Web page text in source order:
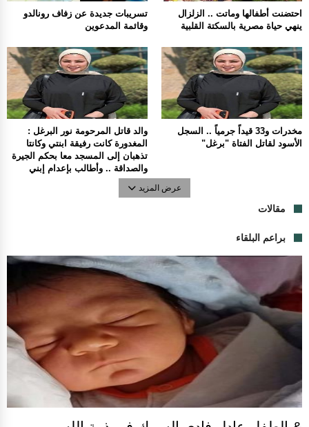
تسريبات جديدة عن زفاف رونالدو
وقائمة المدعوين
احتضنت أطفالها وماتت .. الزلزال
ينهي حياة مصرية بالسكتة القلبية
والد قاتل المرحومة نور البرغل :
المغدورة كانت رفيقة ابنتي وكانتا
تذهبان إلى المسجد معا بحكم الجيرة
والصداقة .. وأطالب بإعدام إبني
مخدرات و33 قيداً جرمياً .. السجل
الأسود لقاتل الفتاة "برغل"
عرض المزيد
مقالات
براعم البلقاء